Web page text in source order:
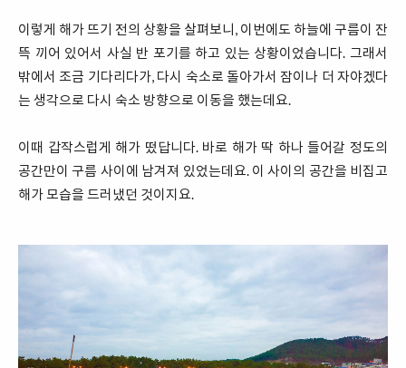
이렇게 해가 뜨기 전의 상황을 살펴보니, 이번에도 하늘에 구름이 잔
뜩 끼어 있어서 사실 반 포기를 하고 있는 상황이었습니다. 그래서
밖에서 조금 기다리다가, 다시 숙소로 돌아가서 잠이나 더 자야겠다
는 생각으로 다시 숙소 방향으로 이동을 했는데요.
이때 갑작스럽게 해가 떴답니다. 바로 해가 딱 하나 들어갈 정도의
공간만이 구름 사이에 남겨져 있었는데요. 이 사이의 공간을 비집고
해가 모습을 드러냈던 것이지요.